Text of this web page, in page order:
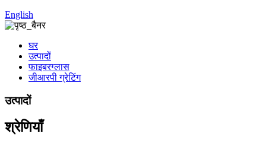
English
घर
उत्पादों
फाइबरग्लास
जीआरपी ग्रेटिंग
उत्पादों
श्रेणियाँ